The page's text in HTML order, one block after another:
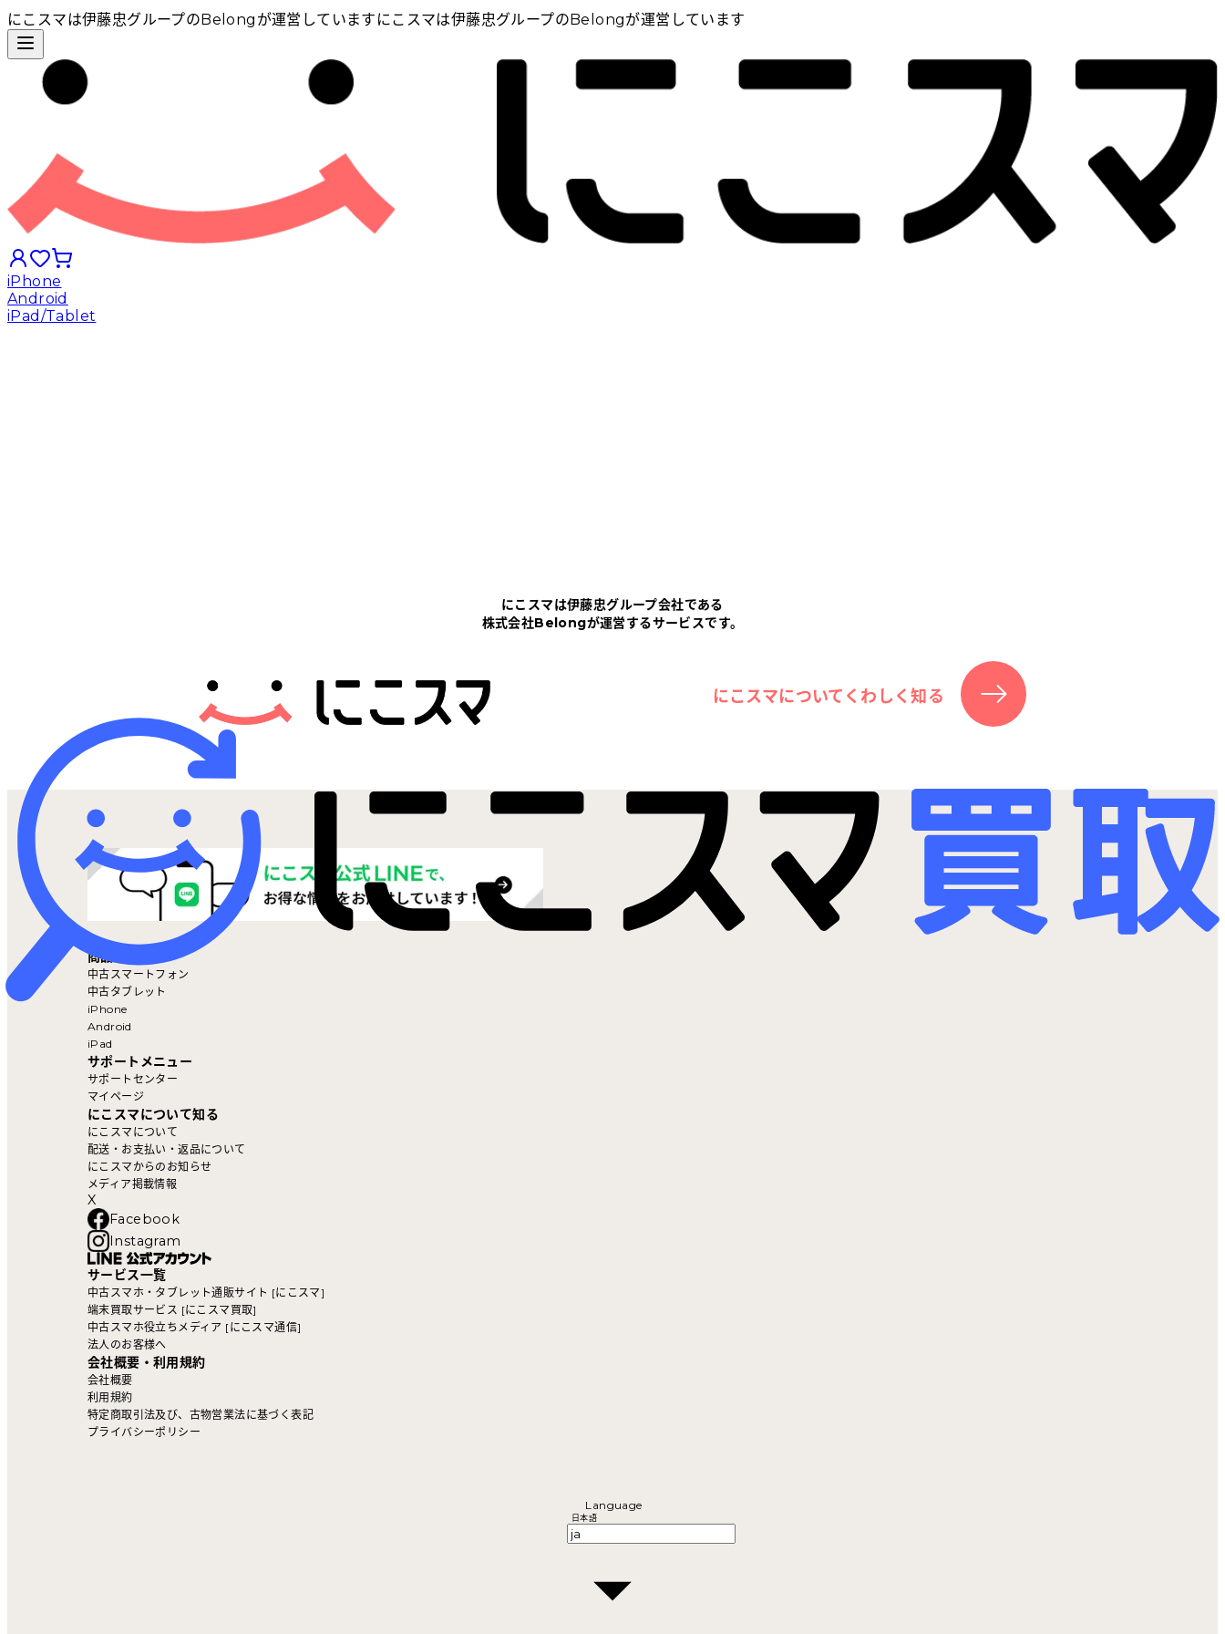
にこスマは伊藤忠グループのBelongが運営しています にこスマは伊藤忠グループのBelongが運営しています
iPhone
Android
iPad/Tablet
ニュース
にこスマ通信
マイページ
にこスマは伊藤忠グループ会社である
株式会社Belongが運営するサービスです。
にこスマについてくわしく知る
商品を探す
中古スマートフォン
中古タブレット
iPhone
Android
iPad
サポートメニュー
サポートセンター
マイページ
にこスマについて知る
にこスマについて
配送・お支払い・返品について
にこスマからのお知らせ
メディア掲載情報
X
Facebook
Instagram
サービス一覧
中古スマホ・タブレット通販サイト [にこスマ]
端末買取サービス [にこスマ買取]
中古スマホ役立ちメディア [にこスマ通信]
法人のお客様へ
会社概要・利用規約
会社概要
利用規約
特定商取引法及び、古物営業法に基づく表記
プライバシーポリシー
Language
日本語